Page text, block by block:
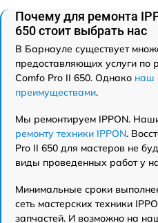
Почему для ремонта
650 стоит выбрать нас
В Барнауле существует
предоставляющих услуги по
Comfo Pro II 650. Однако наш
преимуществами.
Мы ремонтируем IPPON.
ремонту техники IPPON.
Pro II 650 для мастеров не
виды проведенных работ у
Минимальные сроки
сеть мастерских техники
запчастей. И возможно на